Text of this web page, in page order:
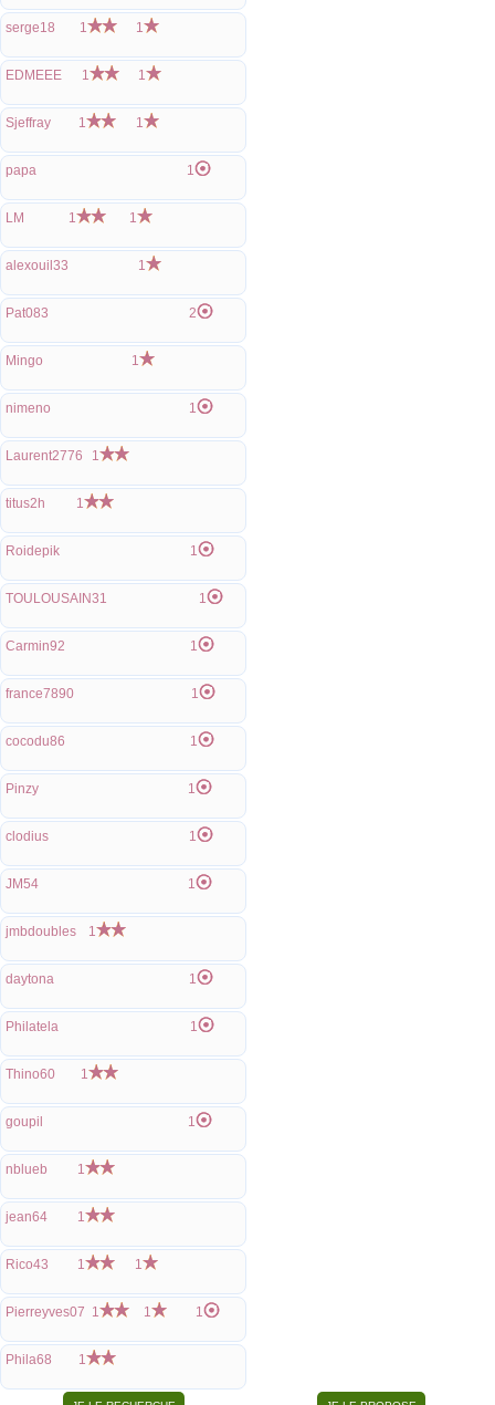
serge18 1 1
EDMEEE 1 1
Sjeffray 1 1
papa 1
LM 1 1
alexouil33 1
Pat083 2
Mingo 1
nimeno 1
Laurent2776 1
titus2h 1
Roidepik 1
TOULOUSAIN31 1
Carmin92 1
france7890 1
cocodu86 1
Pinzy 1
clodius 1
JM54 1
jmbdoubles 1
daytona 1
Philatela 1
Thino60 1
goupil 1
nblueb 1
jean64 1
Rico43 1 1
Pierreyves07 1 1 1
Phila68 1